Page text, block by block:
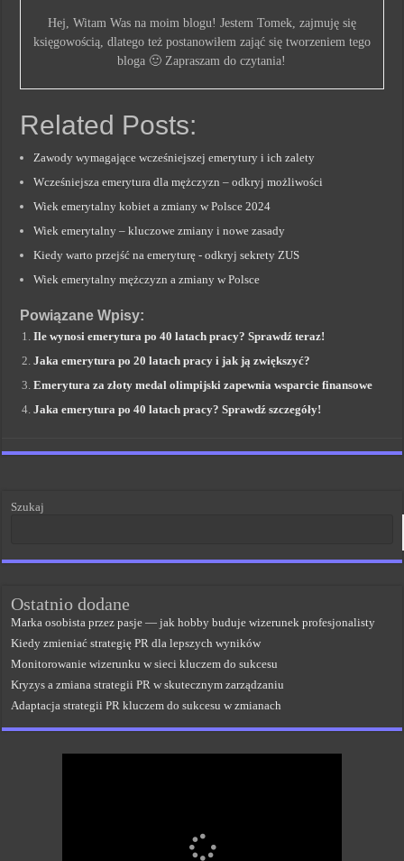
Hej, Witam Was na moim blogu! Jestem Tomek, zajmuję się
księgowością, dlatego też postanowiłem zająć się tworzeniem tego
bloga 🙂 Zapraszam do czytania!
Related Posts:
Zawody wymagające wcześniejszej emerytury i ich zalety
Wcześniejsza emerytura dla mężczyzn – odkryj możliwości
Wiek emerytalny kobiet a zmiany w Polsce 2024
Wiek emerytalny – kluczowe zmiany i nowe zasady
Kiedy warto przejść na emeryturę - odkryj sekrety ZUS
Wiek emerytalny mężczyzn a zmiany w Polsce
Powiązane Wpisy:
Ile wynosi emerytura po 40 latach pracy? Sprawdź teraz!
Jaka emerytura po 20 latach pracy i jak ją zwiększyć?
Emerytura za złoty medal olimpijski zapewnia wsparcie finansowe
Jaka emerytura po 40 latach pracy? Sprawdź szczegóły!
Szukaj
Ostatnio dodane
Marka osobista przez pasje — jak hobby buduje wizerunek profesjonalisty
Kiedy zmieniać strategię PR dla lepszych wyników
Monitorowanie wizerunku w sieci kluczem do sukcesu
Kryzys a zmiana strategii PR w skutecznym zarządzaniu
Adaptacja strategii PR kluczem do sukcesu w zmianach